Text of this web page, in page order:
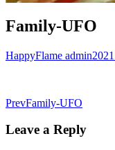
Family-UFO
HappyFlame admin
Post
navigation
PrevFamily-UFO
Leave a Reply